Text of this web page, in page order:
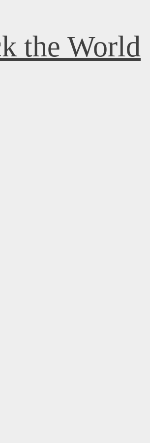
the World